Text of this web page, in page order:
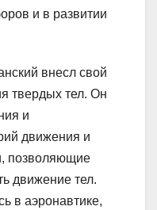
и в развитии
внесл свой
твердых тел. Он
и
движения и
позволяющие
движение тел.
в аэронавтике,